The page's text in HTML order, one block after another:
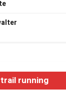
running